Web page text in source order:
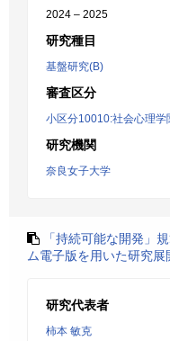
2024 – 2025
研究種目
基盤研究(B)
審査区分
小区分10010:社会心理学
研究機関
奈良女子大学
「持続可能な開発」
ム電子版を用いた研究展
研究代表者
柿本 敏克